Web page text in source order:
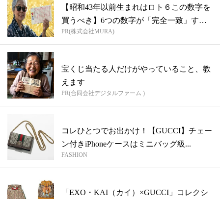
【昭和43年以前生まれはロト６この数字を
買うべき】6つの数字が「完全一致」する
方...
PR(株式会社MURA)
宝くじ当たる人だけがやっていること、教
えます
PR(合同会社デジタルファーム )
コレひとつでお出かけ！【GUCCI】チェー
ン付きiPhoneケースはミニバッグ級...
FASHION
「EXO・KAI（カイ）×GUCCI」コレクシ